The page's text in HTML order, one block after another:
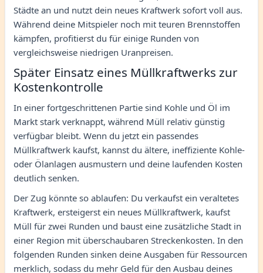
Städte an und nutzt dein neues Kraftwerk sofort voll aus.
Während deine Mitspieler noch mit teuren Brennstoffen
kämpfen, profitierst du für einige Runden von
vergleichsweise niedrigen Uranpreisen.
Später Einsatz eines Müllkraftwerks zur
Kostenkontrolle
In einer fortgeschrittenen Partie sind Kohle und Öl im
Markt stark verknappt, während Müll relativ günstig
verfügbar bleibt. Wenn du jetzt ein passendes
Müllkraftwerk kaufst, kannst du ältere, ineffiziente Kohle-
oder Ölanlagen ausmustern und deine laufenden Kosten
deutlich senken.
Der Zug könnte so ablaufen: Du verkaufst ein veraltetes
Kraftwerk, ersteigerst ein neues Müllkraftwerk, kaufst
Müll für zwei Runden und baust eine zusätzliche Stadt in
einer Region mit überschaubaren Streckenkosten. In den
folgenden Runden sinken deine Ausgaben für Ressourcen
merklich, sodass du mehr Geld für den Ausbau deines